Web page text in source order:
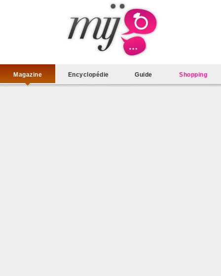
Magazine Encyclopédie Guide Shopping